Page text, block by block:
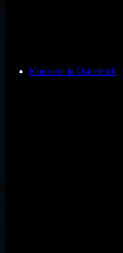
Konzerte in Österreich